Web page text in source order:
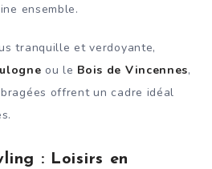
ensemble.
tranquille et verdoyante,
ou le Bois de Vincennes,
offrent un cadre idéal
: Loisirs en